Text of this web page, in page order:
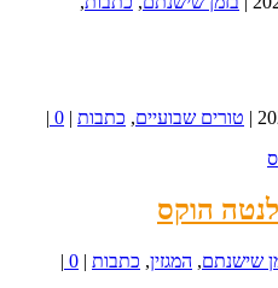
| טורים שבועיים, כתבות |
0
|
שישנתם, המגזין, כתבות |
0
|